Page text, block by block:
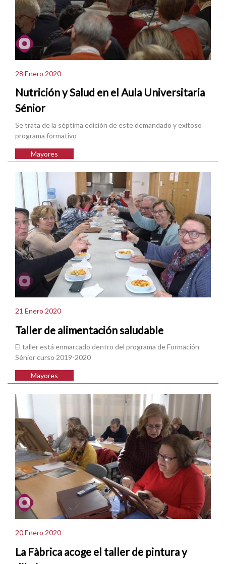
28 Enero 2020
Nutrición y Salud en el Aula Universitaria
Sénior
Se trata de la séptima edición de este demandado y exitoso
programa formativo
Mayores
21 Enero 2020
Taller de alimentación saludable
El taller está enmarcado dentro del programa de Formación
Sénior curso 2019-2020
Mayores
20 Enero 2020
La Fàbrica acoge el taller de pintura y